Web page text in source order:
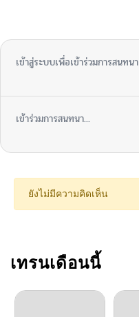
เข้าสู่ระบบเพื่อเข้าร่วมการสนทนา
เข้าร่วมการสนทนา...
ยังไม่มีความคิดเห็น
เทรนเดือนนี้